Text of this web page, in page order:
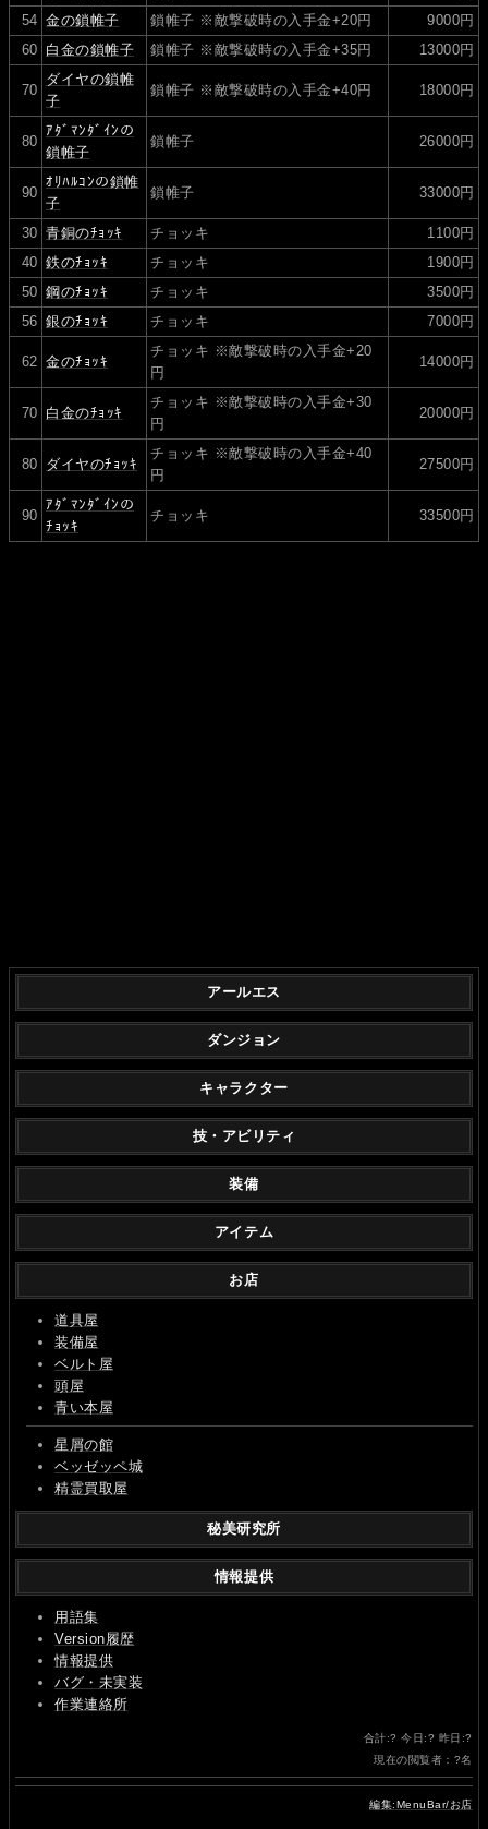
54 金の鎖帷子 鎖帷子 ※敵撃破時の入手金+20円
9000円
60 白金の鎖帷子 鎖帷子 ※敵撃破時の入手金+35円 13000円
70
ダイヤの鎖帷
子
鎖帷子 ※敵撃破時の入手金+40円 18000円
80
ｱﾀﾞﾏﾝﾀﾞｲﾝの
鎖帷子
鎖帷子 26000円
90
ｵﾘﾊﾙｺﾝの鎖帷
子
鎖帷子 33000円
30 青銅のﾁｮｯｷ チョッキ
1100円
40 鉄のﾁｮｯｷ チョッキ
1900円
50 鋼のﾁｮｯｷ チョッキ
3500円
56 銀のﾁｮｯｷ チョッキ 7000円
62 金のﾁｮｯｷ
チョッキ ※敵撃破時の入手金+20
円
14000円
70 白金のﾁｮｯｷ
チョッキ ※敵撃破時の入手金+30
円
20000円
80 ダイヤのﾁｮｯｷ
チョッキ ※敵撃破時の入手金+40
円
27500円
90
ｱﾀﾞﾏﾝﾀﾞｲﾝの
ﾁｮｯｷ
チョッキ 33500円
アールエス
ダンジョン
キャラクター
技・アビリティ
装備
アイテム
お店
道具屋
装備屋
ベルト屋
頭屋
青い本屋
星屑の館
ベッゼッペ城
精霊買取屋
秘美研究所
情報提供
用語集
Version履歴
情報提供
バグ・未実装
作業連絡所
合計:? 今日:? 昨日:?
現在の閲覧者： ?名
編集:MenuBar/お店